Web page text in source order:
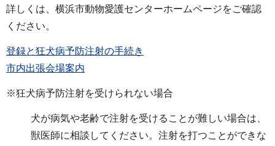
詳しくは、横浜市動物愛護センターホームページをご確認
ください。
登録と狂犬病予防注射の手続き
市内出張会場案内
※狂犬病予防注射を受けられない場合
犬が病気や老齢で注射を受けることが難しい場合は、
獣医師に相談してください。注射を打つことができな